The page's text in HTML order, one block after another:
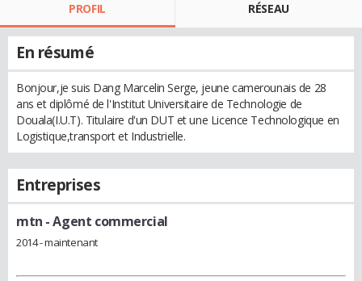
PROFIL RÉSEAU
En résumé
Bonjour,je suis Dang Marcelin Serge, jeune camerounais de 28
ans et diplômé de l'Institut Universitaire de Technologie de
Douala(I.U.T). Titulaire d'un DUT et une Licence Technologique en
Logistique,transport et Industrielle.
Entreprises
mtn - Agent commercial
2014 - maintenant